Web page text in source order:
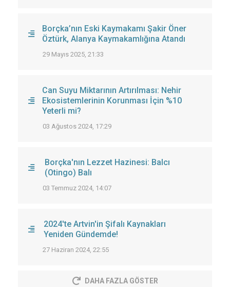
Borçka’nın Eski Kaymakamı Şakir Öner
Öztürk, Alanya Kaymakamlığına Atandı
29 Mayıs 2025, 21:33
Can Suyu Miktarının Artırılması: Nehir
Ekosistemlerinin Korunması İçin %10
Yeterli mi?
03 Ağustos 2024, 17:29
Borçka'nın Lezzet Hazinesi: Balcı
(Otingo) Balı
03 Temmuz 2024, 14:07
2024'te Artvin'in Şifalı Kaynakları
Yeniden Gündemde!
27 Haziran 2024, 22:55
DAHA FAZLA GÖSTER